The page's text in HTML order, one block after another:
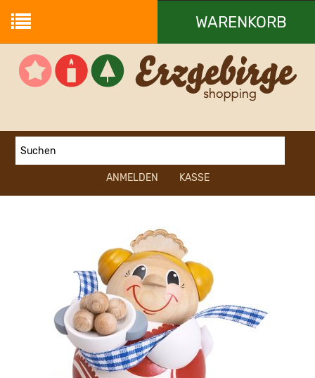
WARENKORB
Ihr Warenkorb ist leer.
ANMELDEN KASSE